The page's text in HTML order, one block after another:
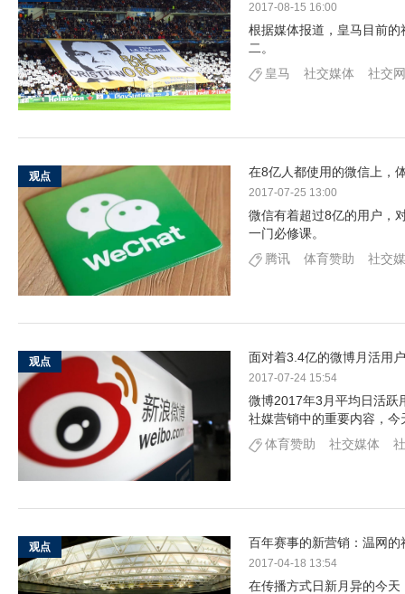
2017-08-15 16:00
根据媒体报道，皇马目前
二。
皇马
社交媒体 社交
在8亿人都使用的微信上，
2017-07-25 13:00
微信有着超过8亿的用户，
一门必修课。
腾讯
体育赞助 社交
观点
面对着3.4亿的微博月活用
2017-07-24 15:54
微博2017年3月平均日活跃
社媒营销中的重要内容，
体育赞助
社交媒体
观点
百年赛事的新营销：温网的
2017-04-18 13:54
在传播方式日新月异的今
观点